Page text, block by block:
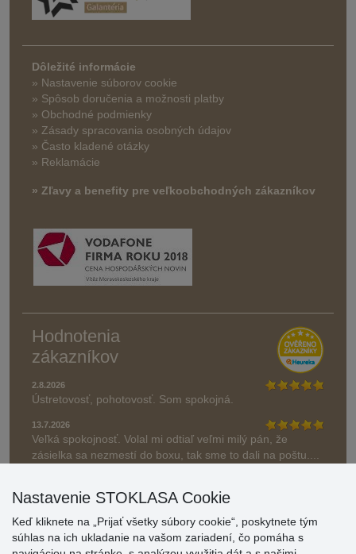
Dôležité informácie
» Nastavenie súborov cookie
» Spôsob doručenia a možnosti platby
» Obchodné podmienky
» Zásady spracovania osobných údajov
» Často kladené otázky
» Reklamácie
» Zľavy a benefity pre veľkoobchodných zákazníkov
Hodnotenia
zákazníkov
2.8.2026
Ústretovosť, pohotovosť. Som spokojná.
13.7.2026
Veľká spokojnosť. Volal mi odtiaľ veľmi milý pán, že
zásielka sa nezmestí do boxu, tak sme to dali na poštu....
» Aktuálne 6948 recenzií
Nastavenie STOKLASA Cookie
Keď kliknete na „Prijať všetky súbory cookie“, poskytnete tým
súhlas na ich ukladanie na vašom zariadení, čo pomáha s